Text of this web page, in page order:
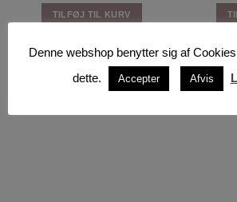
TILFØJ TIL KURV
Denne webshop benytter sig af
dette.
Accepter Afvis